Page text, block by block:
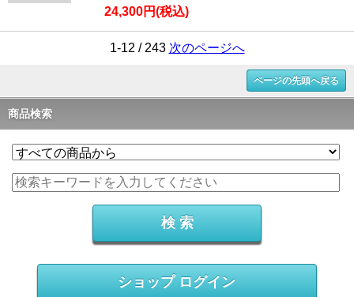
24,300円(税込)
1-12 / 243 次のページへ
ページの先頭へ戻る
商品検索
ショップ ログイン